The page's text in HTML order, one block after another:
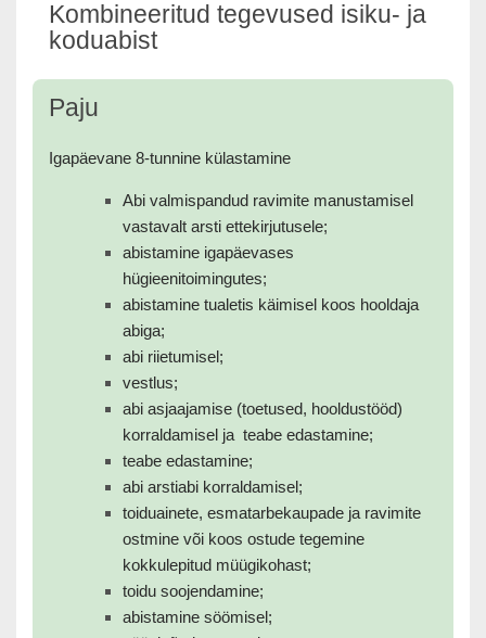
Kombineeritud tegevused isiku- ja
koduabist
Paju
Igapäevane 8-tunnine külastamine
Abi valmispandud ravimite manustamisel
vastavalt arsti ettekirjutusele;
abistamine igapäevases
hügieenitoimingutes;
abistamine tualetis käimisel koos hooldaja
abiga;
abi riietumisel;
vestlus;
abi asjaajamise (toetused, hooldustööd)
korraldamisel ja teabe edastamine;
teabe edastamine;
abi arstiabi korraldamisel;
toiduainete, esmatarbekaupade ja ravimite
ostmine või koos ostude tegemine
kokkulepitud müügikohast;
toidu soojendamine;
abistamine söömisel;